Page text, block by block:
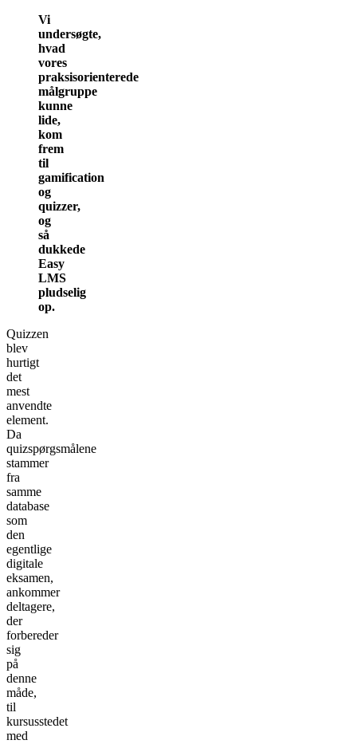
Vi
undersøgte,
hvad
vores
praksisorienterede
målgruppe
kunne
lide,
kom
frem
til
gamification
og
quizzer,
og
så
dukkede
Easy
LMS
pludselig
op.
Quizzen
blev
hurtigt
det
mest
anvendte
element.
Da
quizspørgsmålene
stammer
fra
samme
database
som
den
egentlige
digitale
eksamen,
ankommer
deltagere,
der
forbereder
sig
på
denne
måde,
til
kursusstedet
med